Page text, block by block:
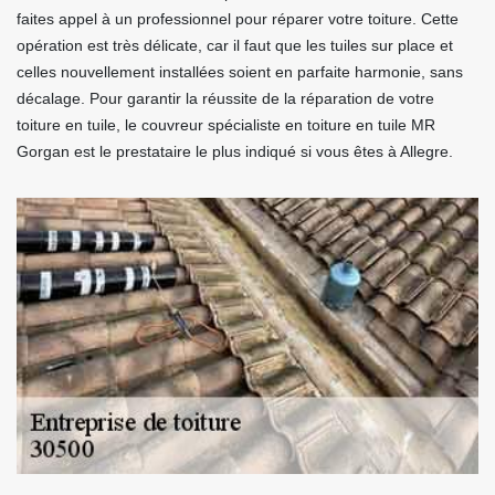
faites appel à un professionnel pour réparer votre toiture. Cette
opération est très délicate, car il faut que les tuiles sur place et
celles nouvellement installées soient en parfaite harmonie, sans
décalage. Pour garantir la réussite de la réparation de votre
toiture en tuile, le couvreur spécialiste en toiture en tuile MR
Gorgan est le prestataire le plus indiqué si vous êtes à Allegre.